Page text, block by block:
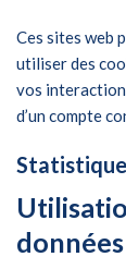
Ces sites web
utiliser des
vos
d’un compte